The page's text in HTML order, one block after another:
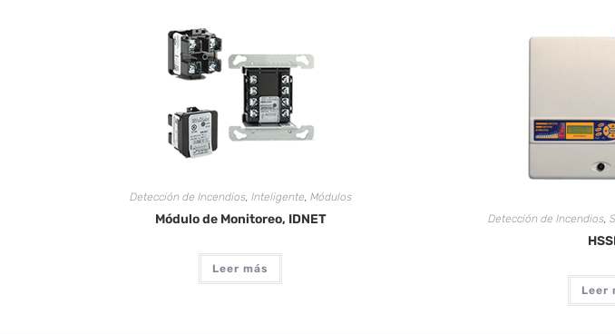
Detección de Incendios, Inteligente, Módulos
Módulo de Monitoreo, IDNET
Leer más
Detección de Incendios,
Leer